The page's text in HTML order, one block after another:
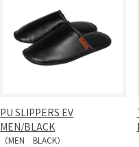
PU SLIPPERS EV
MEN/BLACK
（MEN BLACK）